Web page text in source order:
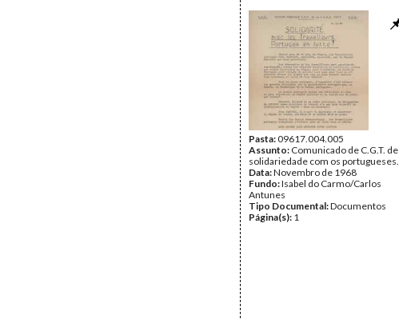
Pasta:09617.004.005
Assunto: Comunicado de C.G.T. de
solidariedade com os portugueses.
Data:Novembro de 1968
Fundo:Isabel do Carmo/Carlos
Antunes
Tipo Documental:Documentos
Página(s): 1